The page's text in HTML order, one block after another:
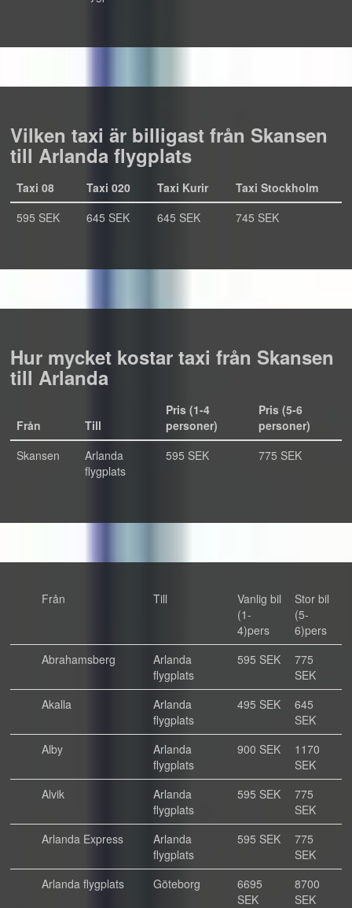
Vilken taxi är billigast från Skansen
till Arlanda flygplats
Taxi 08 Taxi 020 Taxi Kurir
Taxi Stockholm
595 SEK
645 SEK 645 SEK 745 SEK
Hur mycket kostar taxi från Skansen
till Arlanda
Från Till
Pris (1-4
personer)
Pris (5-6
personer)
Skansen
Arlanda
flygplats
595 SEK 775 SEK
Från Till
Vanlig bil
(1-
4)pers
Stor bil
(5-
6)pers
Abrahamsberg
Arlanda
flygplats
595 SEK
775
SEK
Akalla
Arlanda
flygplats
495 SEK
645
SEK
Alby
Arlanda
flygplats
900 SEK
1170
SEK
Alvik
Arlanda
flygplats
595 SEK
775
SEK
Arlanda Express
Arlanda
flygplats
595 SEK
775
SEK
Arlanda flygplats
Göteborg
6695
SEK
8700
SEK